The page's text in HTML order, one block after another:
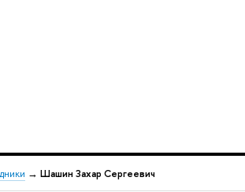
→ Шашин Захар Сергеевич